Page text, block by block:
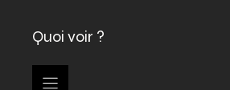
Quoi voir ?